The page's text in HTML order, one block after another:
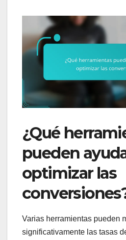
¿Qué
pueden
optimizar las
Varias herramientas pueden
significativamente las tasas